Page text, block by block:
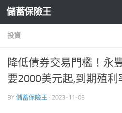
Skip to content
儲蓄保險王
投資
降低債券交易門檻！永
要2000美元起,到期殖利
BY 儲蓄保險王 · 2023-11-03